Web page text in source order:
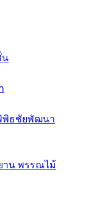
น
พิธชัยพัฒนา
าน พรรณไม้